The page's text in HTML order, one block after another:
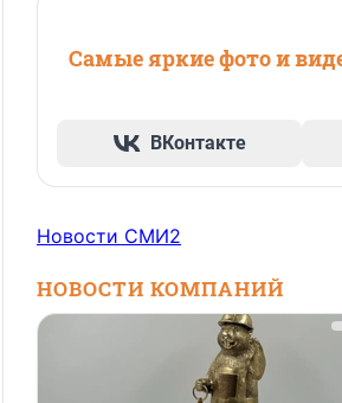
Самые яркие фото и
ВКонтакте
Новости СМИ2
НОВОСТИ КОМПАНИЙ